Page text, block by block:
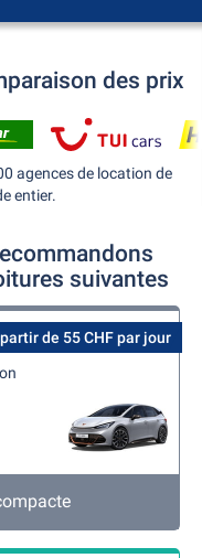
des prix
agences de location de
entier.
suivantes
de 55 CHF par jour